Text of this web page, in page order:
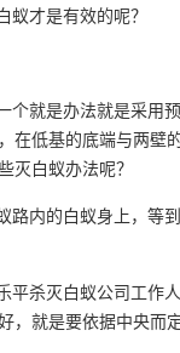
蚁才是有效的呢？
就是办法就是采用
低基的底端与两
灭白蚁办法呢？
内的白蚁身上，等
平杀灭白蚁公司工作
就是要依据中央而